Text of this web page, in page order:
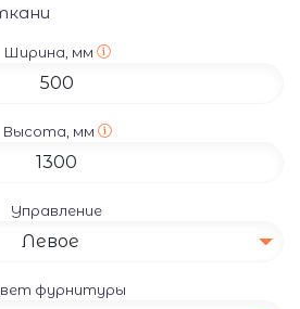
Ширина, мм
Высота, мм
Управление
Левое
фурнитуры